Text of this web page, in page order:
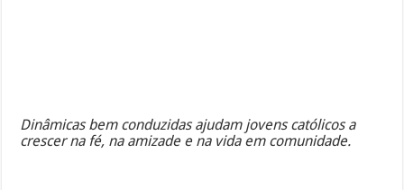
Dinâmicas bem conduzidas ajudam jovens católicos a
crescer na fé, na amizade e na vida em comunidade.